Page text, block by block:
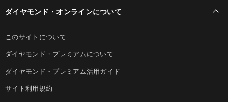
ダイヤモンド・オンラインについて
このサイトについて
ダイヤモンド・プレミアムについて
ダイヤモンド・プレミアム活用ガイド
サイト利用規約